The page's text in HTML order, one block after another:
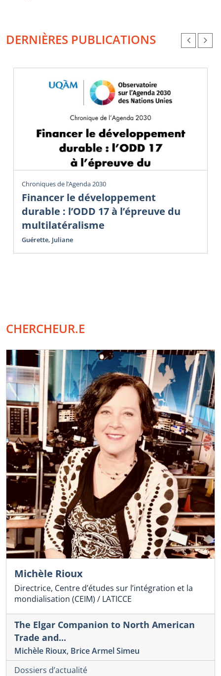
DERNIÈRES PUBLICATIONS
Chroniques de l’Agenda 2030
Financer le développement
durable : l’ODD 17 à l’épreuve du
multilatéralisme
Guérette, Juliane
CHERCHEUR.E
Michèle Rioux
Directrice, Centre d’études sur l’intégration et la
mondialisation (CEIM) / LATICCE
The Elgar Companion to North American
Trade and...
Michèle Rioux, Brice Armel Simeu
Dossiers d’actualité